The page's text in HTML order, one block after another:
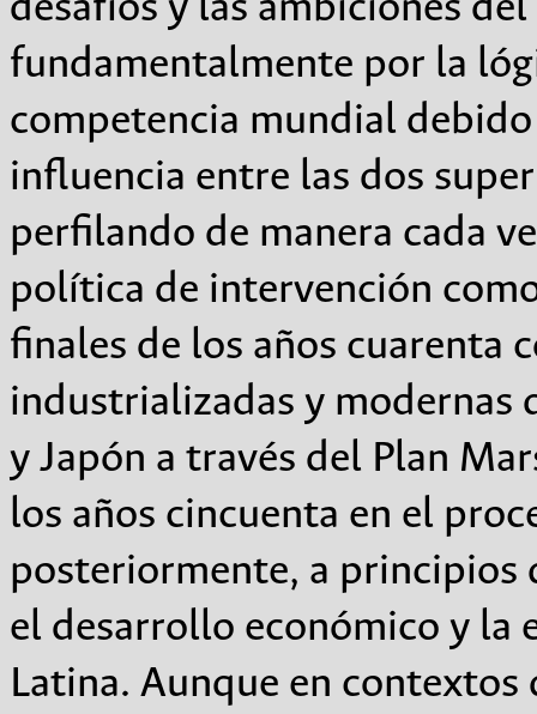
fundamentalmente por la
competencia mundial
influencia entre las dos
perfilando de manera cada
política de intervención
finales de los años cuarenta
industrializadas y modernas
y Japón a través del Plan
los años cincuenta en el
posteriormente, a principios
el desarrollo económico y la
Latina. Aunque en